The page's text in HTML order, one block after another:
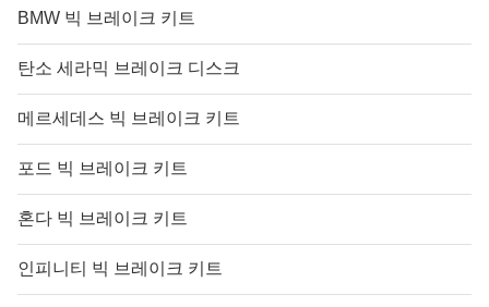
BMW 빅 브레이크 키트
탄소 세라믹 브레이크 디스크
메르세데스 빅 브레이크 키트
포드 빅 브레이크 키트
혼다 빅 브레이크 키트
인피니티 빅 브레이크 키트